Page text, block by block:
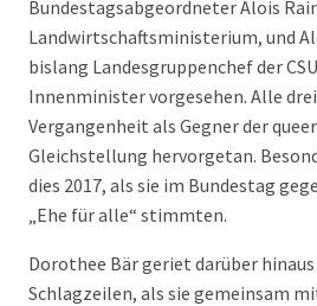
Bundestagsabgeordneter Alois
Landwirtschaftsministerium, und
bislang Landesgruppenchef der
Innenminister vorgesehen. Alle
Vergangenheit als Gegner der
Gleichstellung hervorgetan.
dies 2017, als sie im Bundestag
„Ehe für alle“ stimmten.
Dorothee Bär geriet darüber hinaus
Schlagzeilen, als sie gemeinsam